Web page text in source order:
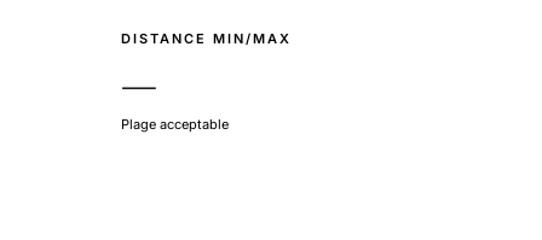
DISTANCE MIN/MAX
—
Plage acceptable